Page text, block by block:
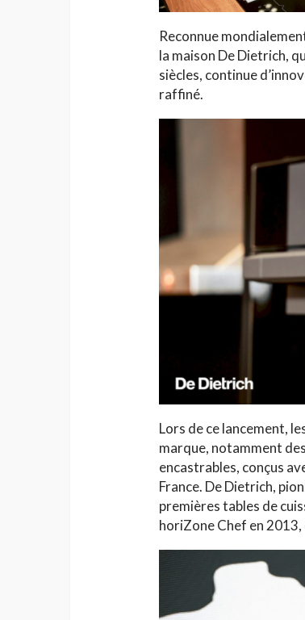
Reconnue
la maison De Dietrich,
siècles, continue
raffiné.
Lors de ce lancement,
marque, notamment
encastrables, conçus
France. De Dietrich,
premières tables de
horiZone Chef en